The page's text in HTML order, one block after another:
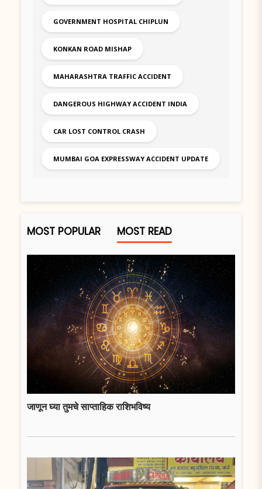
GOVERNMENT HOSPITAL CHIPLUN
KONKAN ROAD MISHAP
MAHARASHTRA TRAFFIC ACCIDENT
DANGEROUS HIGHWAY ACCIDENT INDIA
CAR LOST CONTROL CRASH
MUMBAI GOA EXPRESSWAY ACCIDENT UPDATE
MOST POPULAR MOST READ
जाणून घ्या तुमचे साप्ताहिक राशिभविष्य